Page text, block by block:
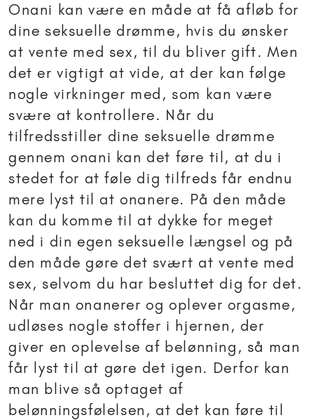
Onani kan være en måde at få afløb for
dine seksuelle drømme, hvis du ønsker
at vente med sex, til du bliver gift. Men
det er vigtigt at vide, at der kan følge
nogle virkninger med, som kan være
svære at kontrollere. Når du
tilfredsstiller dine seksuelle drømme
gennem onani kan det føre til, at du i
stedet for at føle dig tilfreds får endnu
mere lyst til at onanere. På den måde
kan du komme til at dykke for meget
ned i din egen seksuelle længsel og på
den måde gøre det svært at vente med
sex, selvom du har besluttet dig for det.
Når man onanerer og oplever orgasme,
udløses nogle stoffer i hjernen, der
giver en oplevelse af belønning, så man
får lyst til at gøre det igen. Derfor kan
man blive så optaget af
belønningsfølelsen, at det kan føre til